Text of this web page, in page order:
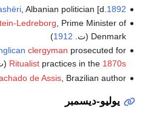
, Albanian politician [d. 1892
Ledreborg , Prime Minister of
Denmark (ت.
1912
)
clergyman prosecuted for
Ritualistpractices in the 1870s
de Assis, Brazilian author (ت.
يوليو-ديسمبر